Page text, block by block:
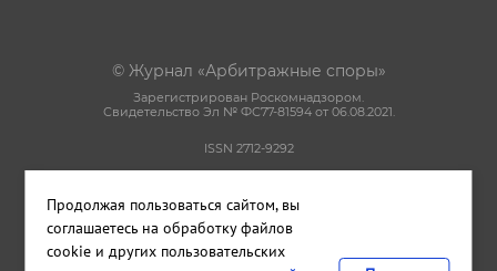
© Журнал «Арбитражные споры»
Зарегистрирован Роскомнадзором.
Свидетельство Эл № ФС77-81594 от 06.08.2021.
ISSN 2712-9292
Пользовательское соглашение
Правила использования материалов сайта
Продолжая пользоваться сайтом, вы
соглашаетесь на обработку файлов
cookie и других пользовательских